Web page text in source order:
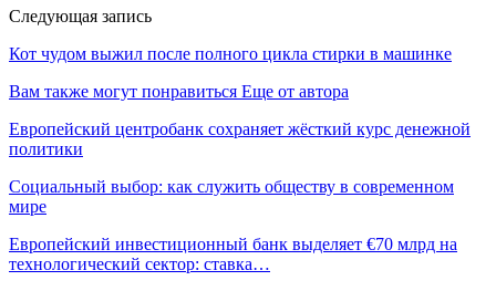
Следующая запись
Кот чудом выжил после полного цикла стирки в машинке
Вам также могут понравиться Еще от автора
Европейский центробанк сохраняет жёсткий курс денежной
политики
Социальный выбор: как служить обществу в современном
мире
Европейский инвестиционный банк выделяет €70 млрд на
технологический сектор: ставка…